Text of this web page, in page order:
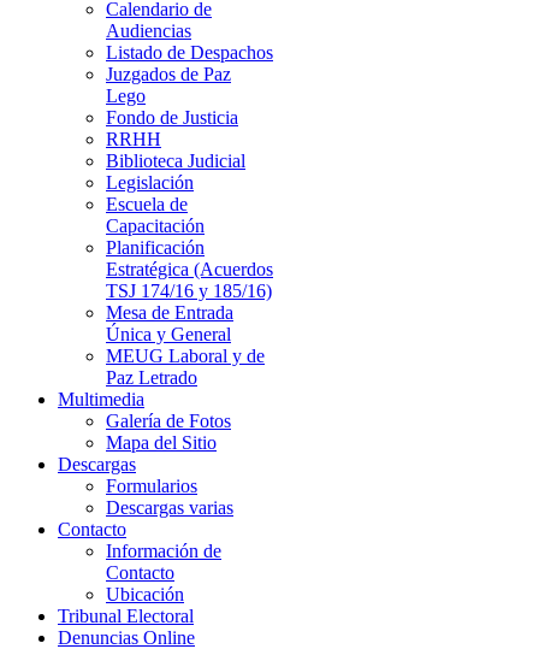
Calendario de
Audiencias
Listado de Despachos
Juzgados de Paz
Lego
Fondo de Justicia
RRHH
Biblioteca Judicial
Legislación
Escuela de
Capacitación
Planificación
Estratégica (Acuerdos
TSJ 174/16 y 185/16)
Mesa de Entrada
Única y General
MEUG Laboral y de
Paz Letrado
Multimedia
Galería de Fotos
Mapa del Sitio
Descargas
Formularios
Descargas varias
Contacto
Información de
Contacto
Ubicación
Tribunal Electoral
Denuncias Online